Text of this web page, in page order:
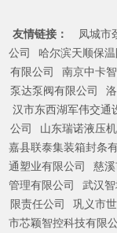
友情链接：
凤城市
公司
哈尔滨天顺保
有限公司
南京中卡
泵达泵阀有限公司
汉市东西湖军伟交通
公司
山东瑞诺液压
嘉县联泰集装箱封条
通塑业有限公司
慈
管理有限公司
武汉
限责任公司
巩义市
市芯颖智控科技有限